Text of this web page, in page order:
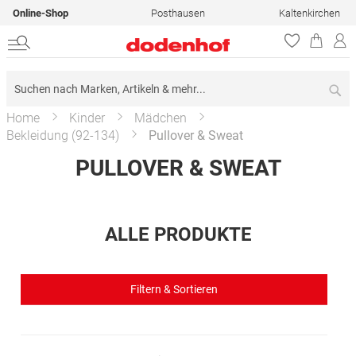
Online-Shop Posthausen Kaltenkirchen
Home Kinder
Mädchen
Bekleidung (92-134)
Pullover & Sweat
PULLOVER & SWEAT
ALLE PRODUKTE
Filtern & Sortieren